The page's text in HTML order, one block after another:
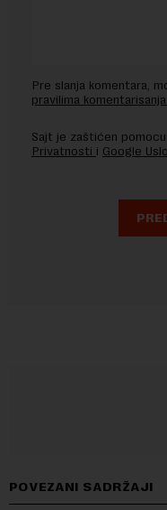
Pre slanja komentara,
pravilima
Sajt je zaštićen
Privatnosti i Google
POVEZANI SADRŽAJI